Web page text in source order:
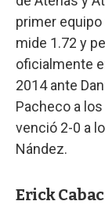
primer
mide 1.72 y
oficialmente
2014 ante
Pacheco a
venció 2-0 a
Nández.
Erick